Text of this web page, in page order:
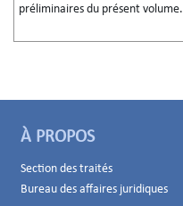
préliminaires du présent volume.
À PROPOS
Section des traités
Bureau des affaires juridiques